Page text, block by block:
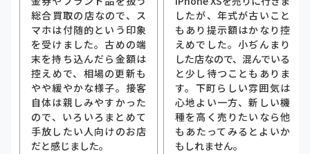
総合買取の店なので、ス
マホは付随的という印象
を受けました。古めの端
末を持ち込んだら金額は
控えめで、相場の更新も
やや緩やかな様子。接客
自体は親しみやすかった
ので、いろいろまとめて
手放したい人向けのお店
だと感じました。
したが、年式が古いこと
もあり提示額はかなり控
えめでした。小ぢんまり
した店なので、混んでいる
と少し待つこともありま
す。下町らしい雰囲気は
心地よい一方、新しい機
種を高く売りたいなら他
もあたってみるとよいか
もしれません。